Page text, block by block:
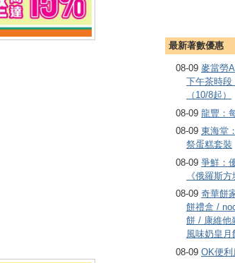
最新著數優惠
08-09 麥當勞
下午茶時段
（10/8起）
08-09 龍豐：
08-09 東海堂
祭蛋糕套裝
08-09 爭鮮：
《俄羅斯
08-09 奇華餅
餅禮盒 /
餅 / 康維他
風味奶皇
08-09 OK便利